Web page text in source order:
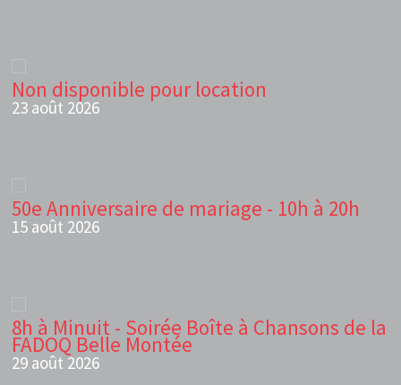
Non disponible pour location
23 août 2026
50e Anniversaire de mariage - 10h à 20h
15 août 2026
8h à Minuit - Soirée Boîte à Chansons de la
FADOQ Belle Montée
29 août 2026